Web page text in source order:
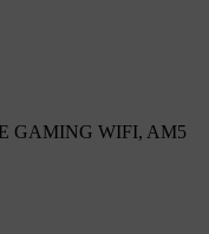
GAMING WIFI, AM5